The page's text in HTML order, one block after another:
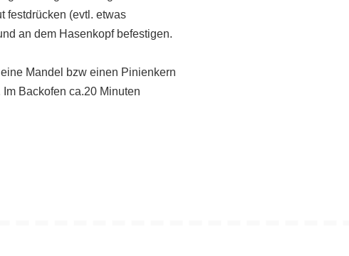
festdrücken (evtl. etwas
an dem Hasenkopf befestigen.
Mandel bzw einen Pinienkern
Backofen ca.20 Minuten